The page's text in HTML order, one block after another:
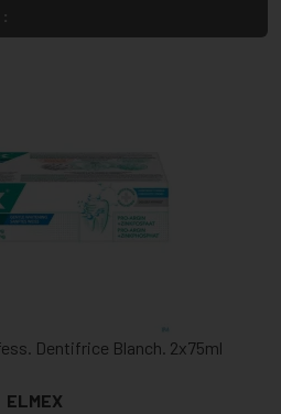
Dentifrice Blanch. 2x75ml
ELMEX